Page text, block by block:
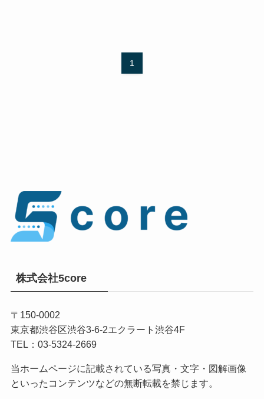
1
株式会社5core
〒150-0002
東京都渋谷区渋谷3-6-2エクラート渋谷4F
TEL：03-5324-2669
当ホームページに記載されている写真・文字・図解画像
といったコンテンツなどの無断転載を禁じます。